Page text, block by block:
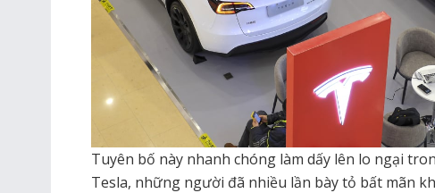
Tuyên bố này nhanh chóng làm dấy lên lo ngại
Tesla, những người đã nhiều lần bày tỏ bất mãn